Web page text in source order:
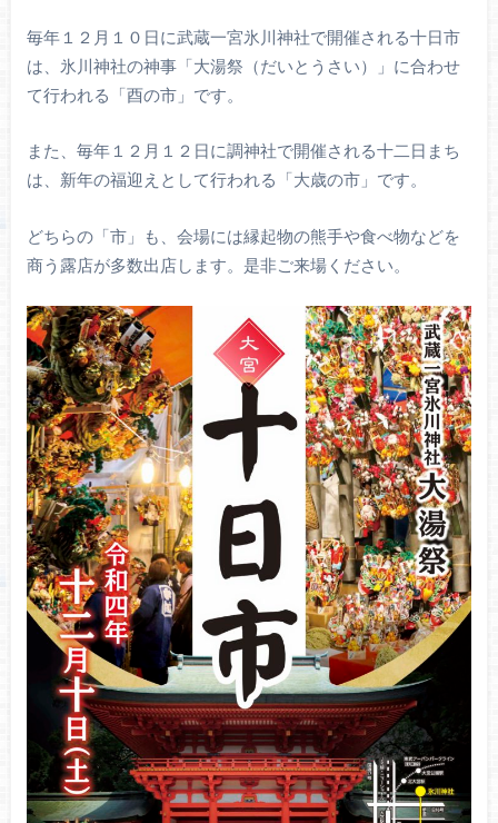
毎年１２月１０日に武蔵一宮氷川神社で開催される十日市
は、氷川神社の神事「大湯祭（だいとうさい）」に合わせ
て行われる「酉の市」です。
また、毎年１２月１２日に調神社で開催される十二日まち
は、新年の福迎えとして行われる「大歳の市」です。
どちらの「市」も、会場には縁起物の熊手や食べ物などを
商う露店が多数出店します。是非ご来場ください。